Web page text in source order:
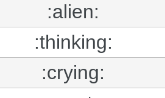
:alien:
:thinking:
:crying: